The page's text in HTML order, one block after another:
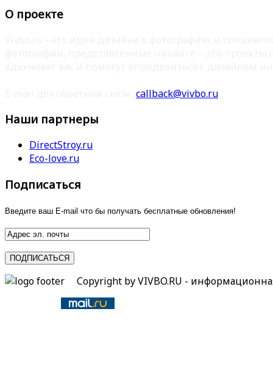
О проекте
callback@vivbo.ru
Наши партнеры
DirectStroy.ru
Eco-love.ru
Подписаться
Введите ваш E-mail что бы получать бесплатные обновления!
Copyright by VIVBO.RU -